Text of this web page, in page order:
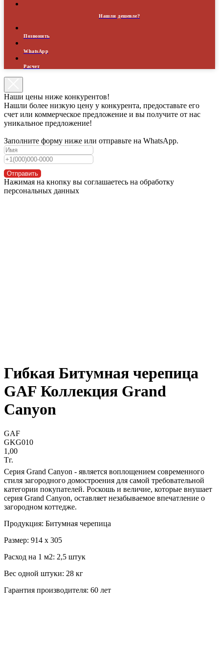
Нашли дешевле?
Позвонить
WhatsApp
Расчет
Наши цены ниже конкурентов!
Нашли более низкую цену у конкурента, предоставьте его
счет или коммерческое предложение и вы получите от нас
уникальное предложение!
Заполните форму ниже или отправьте на WhatsApp.
Отправить
Нажимая на кнопку вы соглашаетесь на обработку
персональных данных
Гибкая Битумная черепица
GAF Коллекция Grand
Canyon
GAF
GKG010
1,00
Тг.
Серия Grand Canyon - является воплощением современного
стиля загородного домостроения для самой требовательной
категории покупателей. Роскошь и величие, которые внушает
серия Grand Canyon, оставляет незабываемое впечатление о
загородном коттедже.
Продукция: Битумная черепица
Размер: 914 х 305
Расход на 1 м2: 2,5 штук
Вес одной штуки: 28 кг
Гарантия производителя: 60 лет